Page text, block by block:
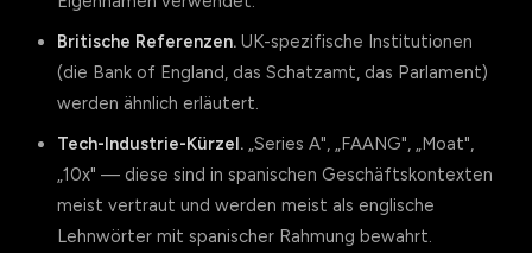
Britische Referenzen. UK-spezifische Institutionen
(die Bank of England, das Schatzamt, das Parlament)
werden ähnlich erläutert.
Tech-Industrie-Kürzel. „Series A", „FAANG", „Moat",
„10x" — diese sind in spanischen Geschäftskontexten
meist vertraut und werden meist als englische
Lehnwörter mit spanischer Rahmung bewahrt.